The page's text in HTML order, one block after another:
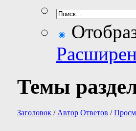
Темы
Заголовок / Автор Ответов /